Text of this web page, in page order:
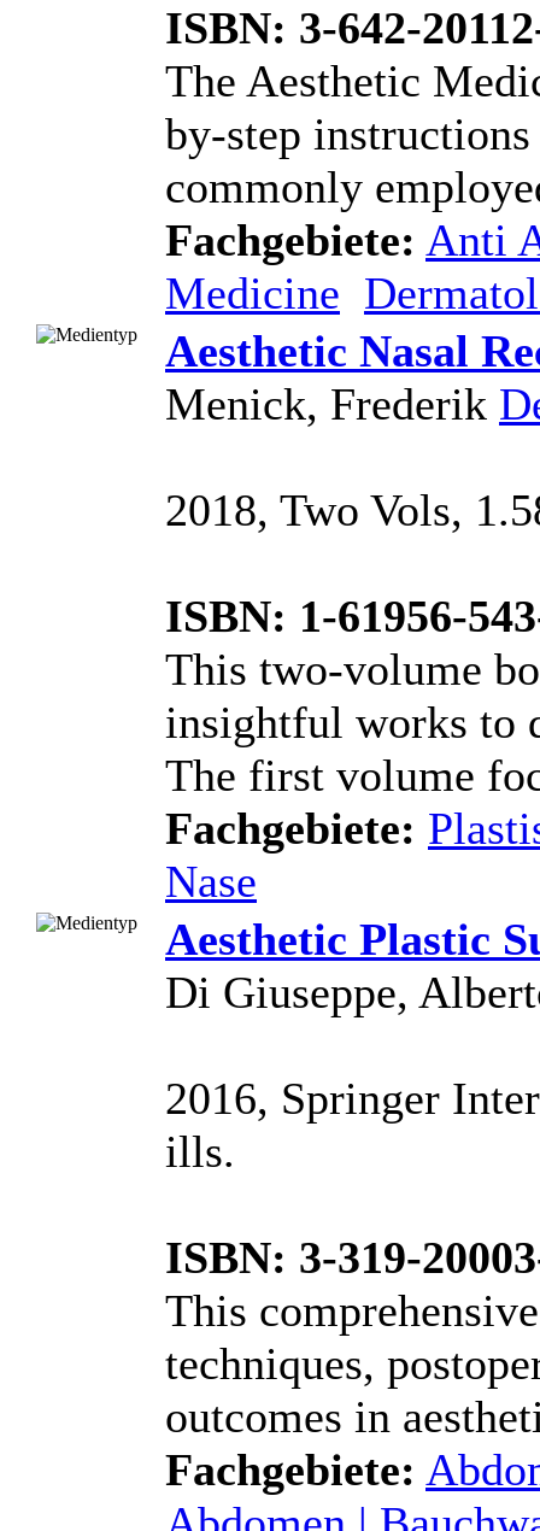
ISBN: 3-642-
The Aesthetic
by-step
commonly
Fachgebiete: Anti
Medicine
Aesthetic Nasal
Menick, Frederik
2018, Two Vols,
ISBN: 1-61956-
This two-volume
insightful works to
The first volume
Fachgebiete:
Nase
Aesthetic Plastic
Di Giuseppe,
2016, Springer
ills.
ISBN: 3-319-
This
techniques,
outcomes in
Fachgebiete: